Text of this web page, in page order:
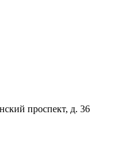
проспект, д. 36